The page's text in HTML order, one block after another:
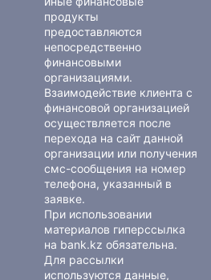
продукты
предоставляются
непосредственно
финансовыми
организациями.
Взаимодействие клиента с
финансовой организацией
осуществляется после
перехода на сайт данной
организации или получения
смс-сообщения на номер
телефона, указанный в
заявке.
При использовании
материалов гиперссылка
на bank.kz обязательна.
Для рассылки
используются данные,